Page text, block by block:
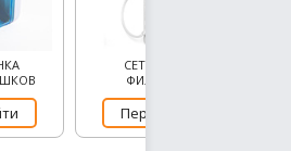
СЕТЕВОЙ
ФИЛЬТР
Перейти